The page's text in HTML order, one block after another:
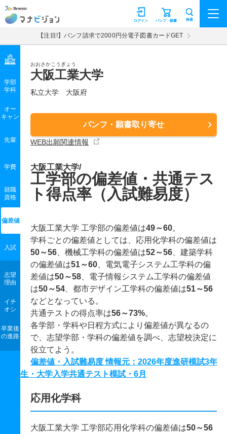
マナビジョン パンフ・願書
ログイン 検索
【注目!】パンフ請求で2000円分電子図書カードGET
おおさかこうぎょう
大阪工業大学
私立大学 大阪府
パンフ・願書取り寄せ
WEB出願関連情報
学部
学科
オー
キャン
先輩
学費
就職
資格
偏差値
入試
志望
理由
イチ
オシ
卒業後
の進路
大阪工業大学/
工学部の偏差値・共通テス
ト得点率（入試難易度）
大阪工業大学 工学部の偏差値は49～60。
学科ごとの偏差値としては、応用化学科の偏差値は
50～56 、機械工学科の偏差値は52～56 、建築学科
の偏差値は51～60 、電気電子システム工学科の偏
差値は50～58 、電子情報システム工学科の偏差値
は50～54 、都市デザイン工学科の偏差値は51～56
などとなっている。
共通テストの得点率は56～73%。
各学部・学科や日程方式により偏差値が異なるの
で、志望学部・学科の偏差値を調べ、志望校決定に
役立てよう。
偏差値・入試難易度 情報元：2026年度進研模試3年
生・大学入学共通テスト模試・6月
応用化学科
大阪工業大学 工学部応用化学科の偏差値は50～56